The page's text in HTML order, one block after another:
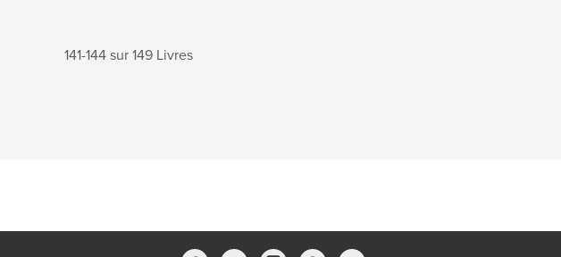
141-144 sur 149 Livres